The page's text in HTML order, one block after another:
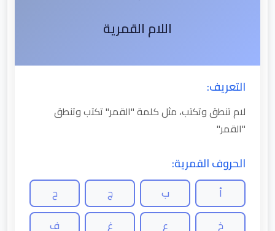
اللام القمرية
التعريف:
لام تنطق وتكتب، مثل كلمة "القمر" تكتب وتنطق
"القمر"
الحروف القمرية:
أ ب ج
ح
خ
ع غ
ف